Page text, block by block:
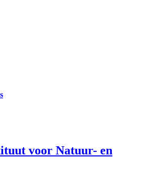
voor Natuur- en